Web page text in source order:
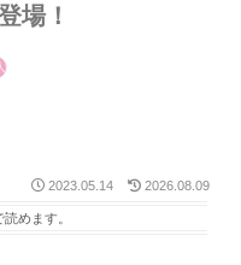
場！
工知能
2023.05.14 2026.08.09
読めます。